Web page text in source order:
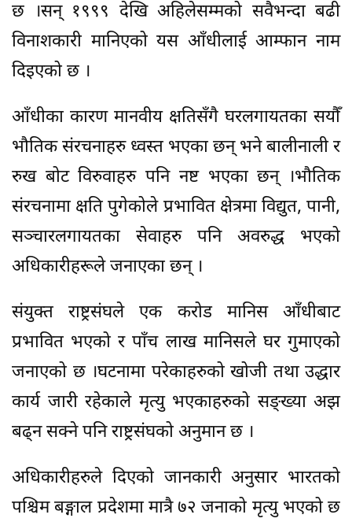
छ ।सन् १९९९ देखि अहिलेसम्मको सवैभन्दा बढी
विनाशकारी मानिएको यस आँधीलाई आम्फान नाम
दिइएको छ ।
आँधीका कारण मानवीय क्षतिसँगै घरलगायतका सयौँ
भौतिक संरचनाहरु ध्वस्त भएका छन् भने बालीनाली र
रुख बोट विरुवाहरु पनि नष्ट भएका छन् ।भौतिक
संरचनामा क्षति पुगेकोले प्रभावित क्षेत्रमा विद्युत, पानी,
सञ्चारलगायतका सेवाहरु पनि अवरुद्ध भएको
अधिकारीहरूले जनाएका छन् ।
संयुक्त राष्ट्रसंघले एक करोड मानिस आँधीबाट
प्रभावित भएको र पाँच लाख मानिसले घर गुमाएको
जनाएको छ ।घटनामा परेकाहरुको खोजी तथा उद्धार
कार्य जारी रहेकाले मृत्यु भएकाहरुको सङ्ख्या अझ
बढ्न सक्ने पनि राष्ट्रसंघको अनुमान छ ।
अधिकारीहरुले दिएको जानकारी अनुसार भारतको
पश्चिम बङ्गाल प्रदेशमा मात्रै ७२ जनाको मृत्यु भएको छ